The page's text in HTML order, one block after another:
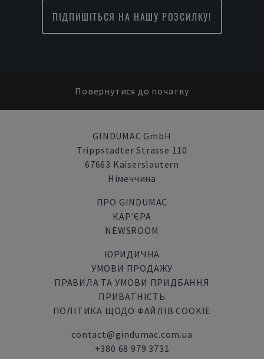
ПІДПИШІТЬСЯ НА НАШУ РОЗСИЛКУ!
Повернутися до початку
GINDUMAC GmbH
Trippstadter Strasse 110
67663 Kaiserslautern
Німеччина
ПРО GINDUMAC
КАР'ЄРА
NEWSROOM
ЮРИДИЧНА
УМОВИ ПРОДАЖУ
ПРАВИЛА ТА УМОВИ ПРИДБАННЯ
ПРИВАТНІСТЬ
ПОЛІТИКА ЩОДО ФАЙЛІВ COOKIE
contact@gindumac.com.ua
+380 68 979 3731